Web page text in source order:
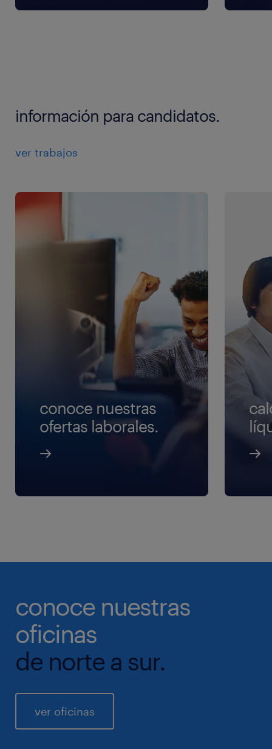
información para candidatos.
ver trabajos
conoce nuestras
ofertas laborales.
conoce nuestras
oficinas
de norte a sur.
ver oficinas